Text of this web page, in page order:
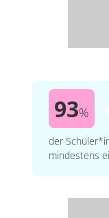
93%
der
mindestens